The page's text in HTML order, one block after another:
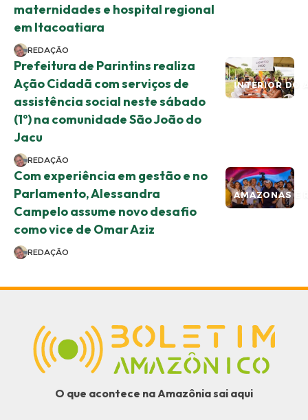
maternidades e hospital regional
em Itacoatiara
REDAÇÃO
INTERIOR DO
Prefeitura de Parintins realiza
Ação Cidadã com serviços de
assistência social neste sábado
(1º) na comunidade São João do
Jacu
REDAÇÃO
AMAZONAS E
Com experiência em gestão e no
Parlamento, Alessandra
Campelo assume novo desafio
como vice de Omar Aziz
REDAÇÃO
O que acontece na Amazônia sai aqui